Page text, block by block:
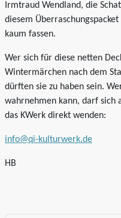
Irmtraud Wendland, die
diesem
kaum fassen.
Wer sich für diese netten
Wintermärchen nach dem
dürften sie zu haben sein.
wahrnehmen kann, darf sich
das KWerk direkt wenden:
info@qi-kulturwerk.de
HB